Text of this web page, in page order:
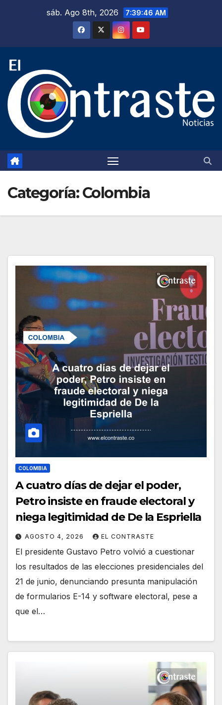
sáb. Ago 8th, 2026 7:39:48 AM
Categoría:Colombia
COLOMBIA
A cuatro días de dejar el poder,
Petro insiste en fraude electoral y
niega legitimidad de De la Espriella
AGOSTO 4, 2026 EL CONTRASTE
El presidente Gustavo Petro volvió a cuestionar
los resultados de las elecciones presidenciales del
21 de junio, denunciando presunta manipulación
de formularios E-14 y software electoral, pese a
que el…